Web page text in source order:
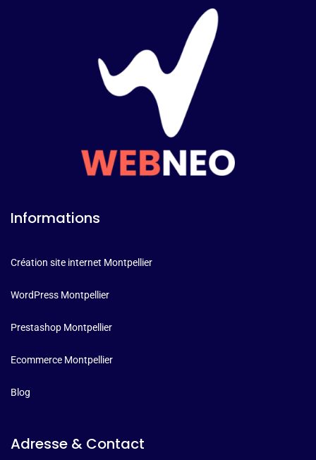
Informations
Création site internet Montpellier
WordPress Montpellier
Prestashop Montpellier
Ecommerce Montpellier
Blog
Adresse & Contact